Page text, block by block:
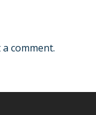
comment.